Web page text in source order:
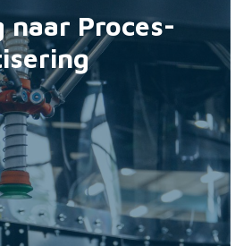
naar Proces-